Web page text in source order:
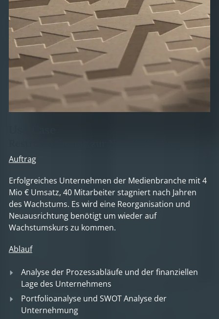
Auftrag
Erfolgreiches Unternehmen der Medienbranche mit 4
Mio € Umsatz, 40 Mitarbeiter stagniert nach Jahren
des Wachstums. Es wird eine Reorganisation und
Neuausrichtung benötigt um wieder auf
Wachstumskurs zu kommen.
Ablauf
Analyse der Prozessabläufe und der finanziellen
Lage des Unternehmens
Portfolioanalyse und SWOT Analyse der
Unternehmung